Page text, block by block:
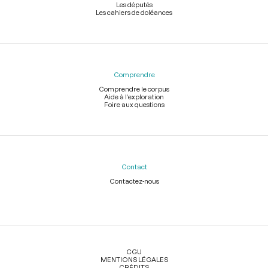
Les députés
Les cahiers de doléances
Comprendre
Comprendre le corpus
Aide à l'exploration
Foire aux questions
Contact
Contactez-nous
Légal
CGU
MENTIONS LÉGALES